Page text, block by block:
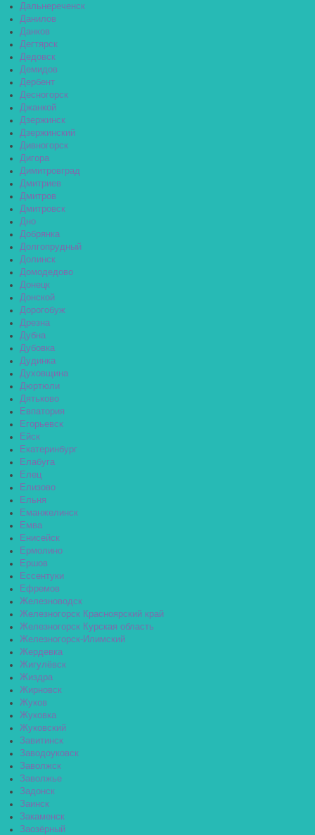
Дальнереченск
Данилов
Данков
Дегтярск
Дедовск
Демидов
Дербент
Десногорск
Джанкой
Дзержинск
Дзержинский
Дивногорск
Дигора
Димитровград
Дмитриев
Дмитров
Дмитровск
Дно
Добрянка
Долгопрудный
Долинск
Домодедово
Донецк
Донской
Дорогобуж
Дрезна
Дубна
Дубовка
Дудинка
Духовщина
Дюртюли
Дятьково
Евпатория
Егорьевск
Ейск
Екатеринбург
Елабуга
Елец
Елизово
Ельня
Еманжелинск
Емва
Енисейск
Ермолино
Ершов
Ессентуки
Ефремов
Железноводск
Железногорск Красноярский край
Железногорск Курская область
Железногорск-Илимский
Жердевка
Жигулёвск
Жиздра
Жирновск
Жуков
Жуковка
Жуковский
Завитинск
Заводоуковск
Заволжск
Заволжье
Задонск
Заинск
Закаменск
Заозёрный